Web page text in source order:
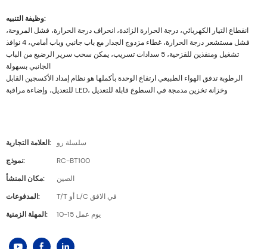
وظيفة التنبيه:
انقطاع التيار الكهربائي، درجة الحرارة الزائدة، انحراف درجة الحرارة، فشل المروحة،
فشل مستشعر درجة الحرارة، غطاء مزدوج الجدار مع باب جانبي وباب أمامي، 4 نوافذ
تشغيل ومنفذين للقزحية، 5 سدادات تسريب، يمكن سحب سرير الرضيع من الباب
الجانبي بسهولة
الرطوبة تدفق الهواء الطبيعي ارتفاع الوحدة بأكملها هو نظام إمداد الأكسجين القابل
للتعديل، وإضاءة مراقبة LED، وخزانة تخزين مدمجة في السطوع قابلة للتعديل
العلامة التجارية:
سلسلة رو
نموذج:
RC-BT100
مكان المنشأ:
الصين
المدفوعات:
T/T أو L/C في الافق
المهلة الزمنية:
10-15 يوم عمل